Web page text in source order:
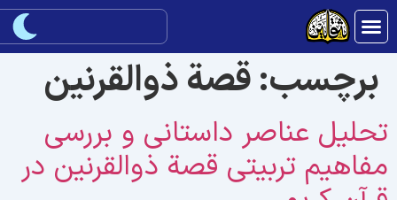
برچسب:قصة ذوالقرنین
عناصر داستانی و بررسی
تربیتی قصة ذوالقرنین در